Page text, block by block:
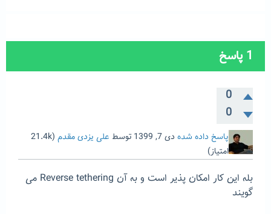
1پاسخ
0
0
پاسخ داده شده دی 7, 1399 توسط علی یزدی مقدم (
21.4k
امتیاز)
بله این کار امکان پذیر است و به آن Reverse tethering می
گویند